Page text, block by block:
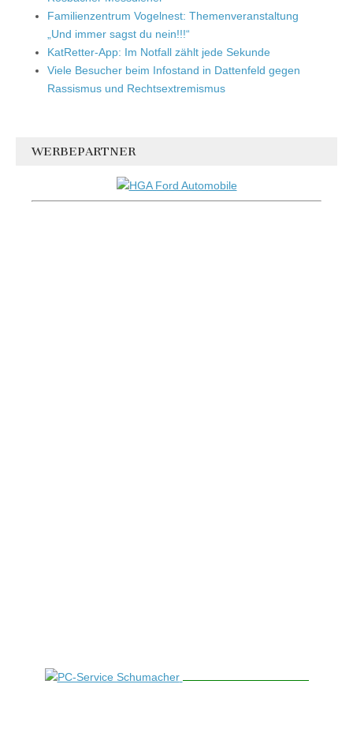
Familienzentrum Vogelnest: Themenveranstaltung
„Und immer sagst du nein!!!“
KatRetter-App: Im Notfall zählt jede Sekunde
Viele Besucher beim Infostand in Dattenfeld gegen
Rassismus und Rechtsextremismus
WERBEPARTNER